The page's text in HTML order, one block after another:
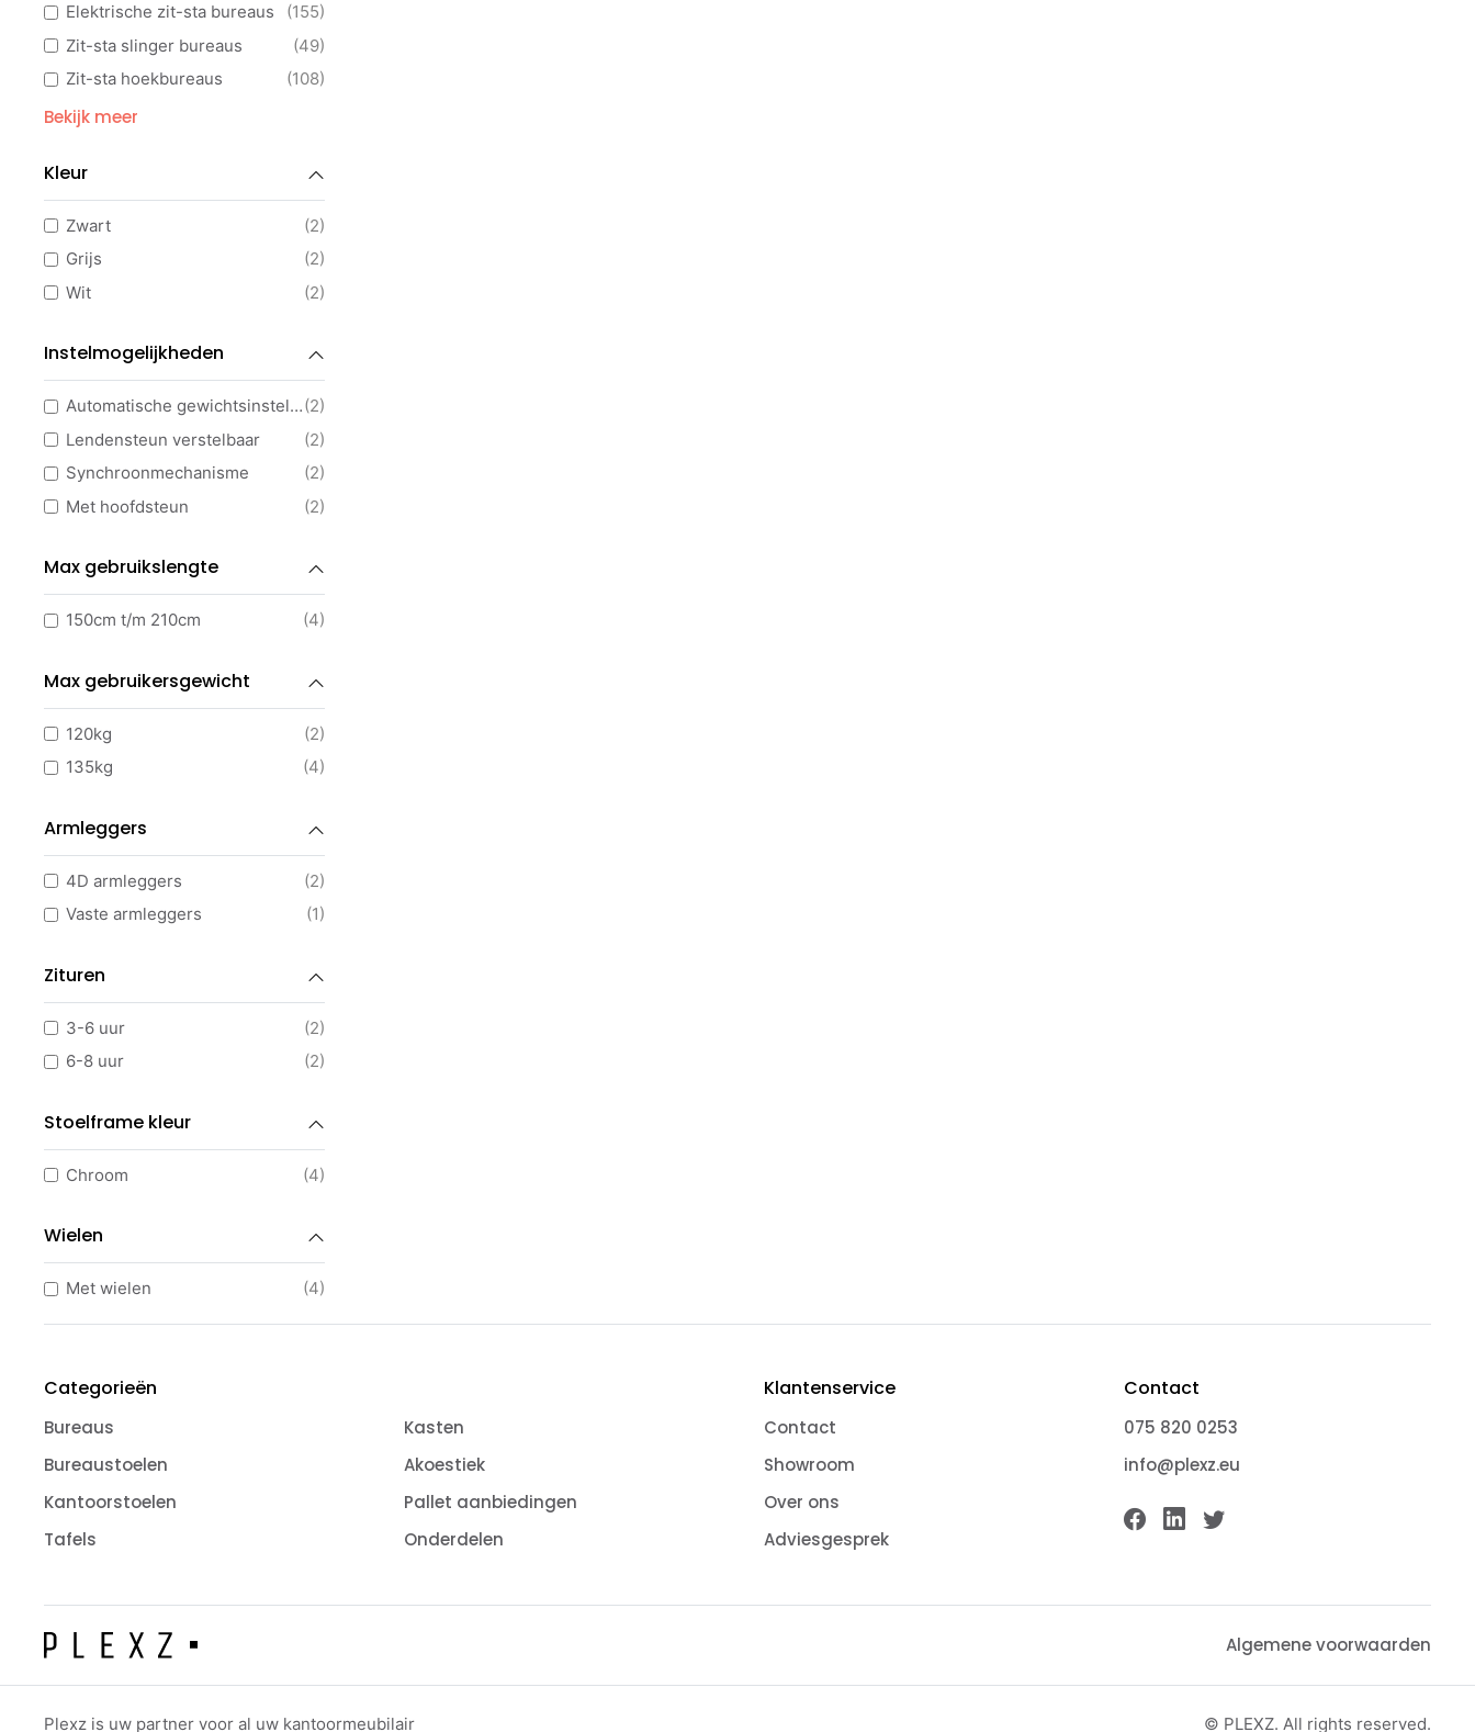
Elektrische zit-sta bureaus
(155)
Zit-sta slinger bureaus
(49)
Zit-sta hoekbureaus
(108)
Hoekbureaus
Duo bureaus
(78)
(187)
(6)
(169)
Ergonomische bureaustoelen
(2)
Ergonomische bureaukrukken (1)
Design bureaustoelen
(6)
Directie bureaustoelen
(4)
Kantoorstoelen
(53)
Vergaderstoelen
(50)
Kantooraankleding
Plantenbakken
(8)
Monitorarmen
(7)
Kabelgoten
(4)
Kabelverwerking
(62)
Elektronica
(1)
Akoestiek
(37)
Bureau scheidingswanden
(19)
Akoestische banken
(12)
(10)
(3)
Roldeurkasten
(74)
Draaideurkasten
(4)
Metalen kasten
(2)
Tafels
(330)
Vergadertafels ovaal
Kantinetafels
Stapelstoelen
Ergonomisch zitten
(13)
Fauteuils
(2)
Bekijk meer
Kleur
Zwart
(2)
Grijs
(2)
Wit
(2)
Instelmogelijkheden
Automatische gewichtsinstelling(2)
Lendensteun verstelbaar
(2)
Synchroonmechanisme
(2)
Met hoofdsteun
(2)
Max gebruikslengte
150cm t/m 210cm (4)
Max gebruikersgewicht
120kg
(2)
135kg
(4)
Armleggers
4D armleggers
(2)
Vaste armleggers
(1)
Zituren
3-6 uur
(2)
6-8 uur
(2)
Stoelframe kleur
Chroom (4)
Wielen
Met wielen (4)
Categorieën
Bureaus
Bureaustoelen
Kantoorstoelen
Tafels
Kasten
Akoestiek
Pallet aanbiedingen
Onderdelen
Klantenservice
Contact
Showroom
Over ons
Adviesgesprek
Contact
075 820 0253
info@plexz.eu
Algemene voorwaarden
Plexz is uw partner voor al uw kantoormeubilair © PLEXZ. All rights reserved.